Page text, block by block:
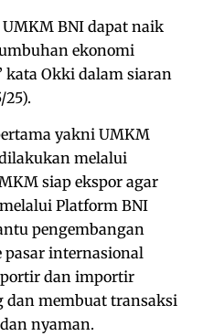
BNI dapat naik
ekonomi
kata Okki dalam siaran
25).
yakni UMKM
melalui
siap ekspor agar
Platform BNI
pengembangan
pasar internasional
dan importir
dan membuat transaksi
nyaman.